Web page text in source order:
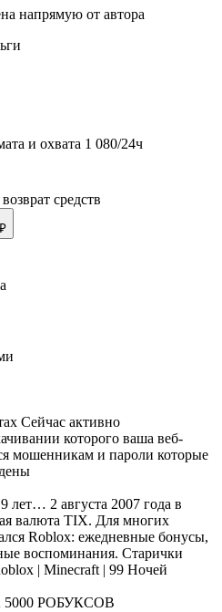
напрямую от автора
и охвата 1 080/24ч
средств
₽
Сейчас активно
которого ваша веб-
мошенникам и пароли которые
лет… 2 августа 2007 года в
валюта TIX. Для многих
Roblox: ежедневные бонусы,
воспоминания. Старички
| Minecraft | 99 Ночей
РОБУКСОВ